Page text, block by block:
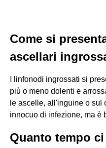
Come si
ascellari
I linfonodi ingrossati si
più o meno dolenti e
le ascelle, all'inguine o sul
innocuo di infezione, ma è
Quanto tempo